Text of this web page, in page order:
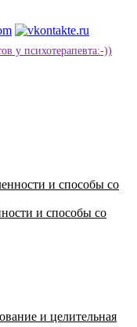
у психотерапевта:-))
и способы со